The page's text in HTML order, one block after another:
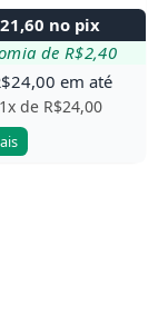
21,60 no pix
de R$2,40
24,00 em até
de R$24,00